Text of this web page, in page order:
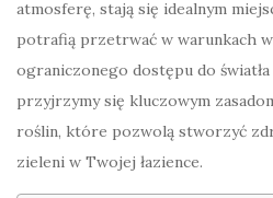
atmosferę, stają się idealnym
potrafią przetrwać w warunkach
ograniczonego dostępu do
przyjrzymy się kluczowym
roślin, które pozwolą stworzyć
zieleni w Twojej łazience.